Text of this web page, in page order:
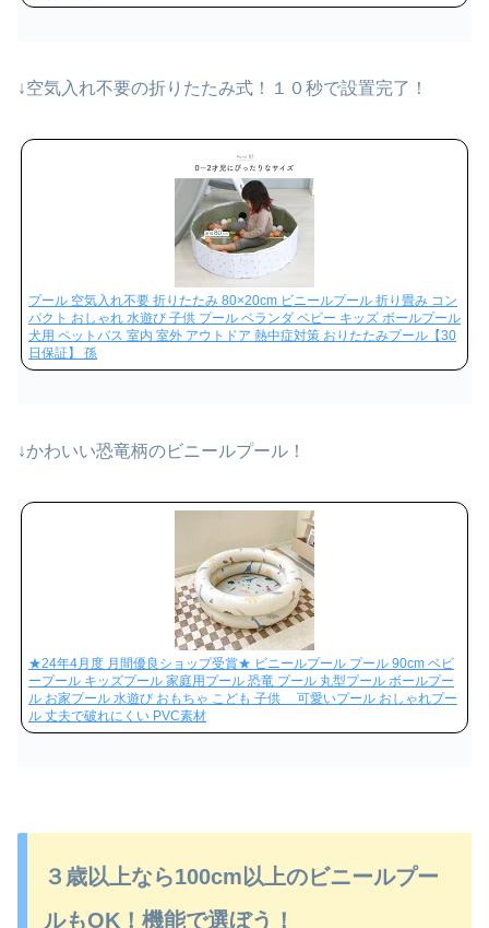
↓空気入れ不要の折りたたみ式！１０秒で設置完了！
プール 空気入れ不要 折りたたみ 80×20cm ビニールプール 折り畳み コン
パクト おしゃれ 水遊び 子供 プール ベランダ ベビー キッズ ボールプール
犬用 ペットバス 室内 室外 アウトドア 熱中症対策 おりたたみプール【30
日保証】 孫
↓かわいい恐竜柄のビニールプール！
★24年4月度 月間優良ショップ受賞★ ビニールプール プール 90cm ベビ
ープール キッズプール 家庭用プール 恐竜 プール 丸型プール ボールプー
ル お家プール 水遊び おもちゃ こども 子供 可愛いプール おしゃれプー
ル 丈夫で破れにくい PVC素材
３歳以上なら100cm以上のビニールプー
ルもOK！機能で選ぼう！